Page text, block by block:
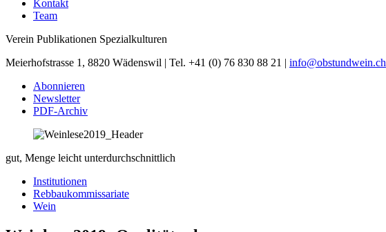
Kontakt
Team
Verein Publikationen Spezialkulturen
Meierhofstrasse 1, 8820 Wädenswil | Tel. +41 (0) 76 830 88 21 | info@obstundwein.ch
Abonnieren
Newsletter
PDF-Archiv
gut, Menge leicht unterdurchschnittlich
Institutionen
Rebbaukommissariate
Wein